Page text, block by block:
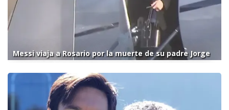
Messi viaja a Rosario por la muerte de su padre Jorge